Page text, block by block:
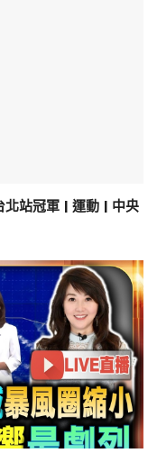
站冠軍 | 運動 | 中央